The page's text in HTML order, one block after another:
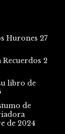
Hurones 27
2
libro de
de
de 2024